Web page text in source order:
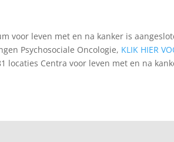
voor leven met en na kanker is
Psychosociale Oncologie, KLIK HIER
locaties Centra voor leven met en na